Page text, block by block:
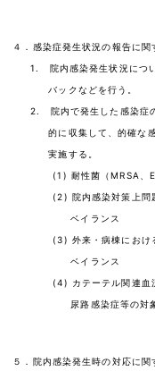
４．感染症発生状況の報告に関
1. 院内感染発生状況につ
バックなどを行う。
2. 院内で発生した感染症
的に収集して、的確な
実施する。
(1) 耐性菌（MRSA、
(2) 院内感染対策上問
ベイランス
(3) 外来・病棟におけ
ベイランス
(4) カテーテル関連血
尿路感染症等の対
５．院内感染発生時の対応に関